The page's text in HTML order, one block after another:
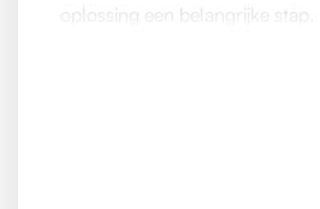
oplossing een belangrijke stap.